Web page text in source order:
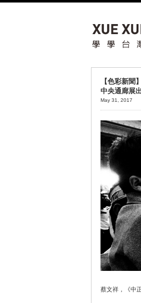
【色彩新
中央通廊展
May 31, 2017
蔡文祥，《中